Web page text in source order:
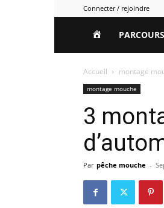
Connecter / rejoindre
HOME
Accueil montage
montage mouche
3
Par pêche mouche -